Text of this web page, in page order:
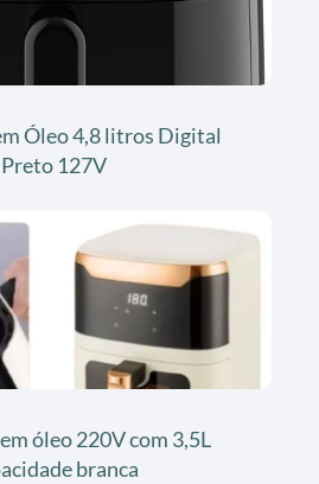
Óleo 4,8 litros Digital
Preto 127V
óleo 220V com 3,5L
branca